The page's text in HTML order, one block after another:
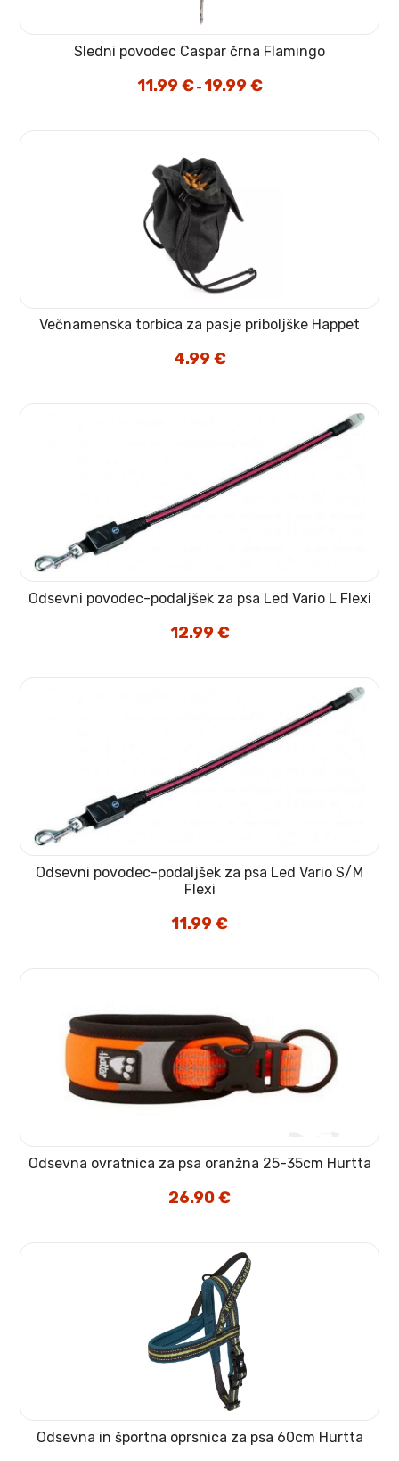
Sledni povodec Caspar črna Flamingo
11.99€ – 19.99€Cenovni
razpon:
Večnamenska torbica za pasje priboljške Happet
4.99€
Odsevni povodec-podaljšek za psa Led Vario L Flexi
12.99€
Odsevni povodec-podaljšek za psa Led Vario S/M
Flexi
11.99€
Odsevna ovratnica za psa oranžna 25-35cm Hurtta
26.90€
Odsevna in športna oprsnica za psa 60cm Hurtta